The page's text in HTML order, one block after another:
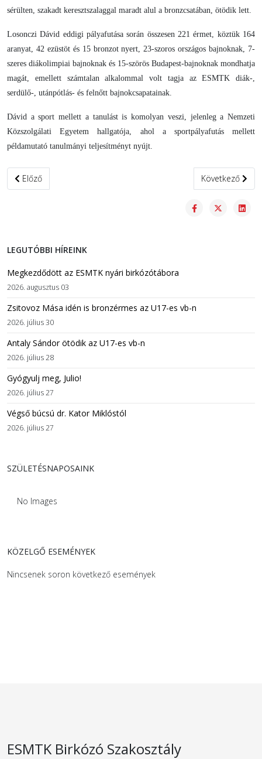
sérülten, szakadt keresztszalaggal maradt alul a bronzcsatában, ötödik lett.
Losonczi Dávid eddigi pályafutása során összesen 221 érmet, köztük 164
aranyat, 42 ezüstöt és 15 bronzot nyert, 23-szoros országos bajnoknak, 7-
szeres diákolimpiai bajnoknak és 15-szörös Budapest-bajnoknak mondhatja
magát, emellett számtalan alkalommal volt tagja az ESMTK diák-,
serdülő-, utánpótlás- és felnőtt bajnokcsapatainak.
Dávid a sport mellett a tanulást is komolyan veszi, jelenleg a Nemzeti
Közszolgálati Egyetem hallgatója, ahol a sportpályafutás mellett
példamutató tanulmányi teljesítményt nyújt.
Előző cikk: Sikerrel zárult a VIII. Ovis Fesztivál első selejtezője
Előző Következő
Következő
LEGUTÓBBI HÍREINK
Megkezdődött az ESMTK nyári birkózótábora
2026. augusztus 03
Zsitovoz Mása idén is bronzérmes az U17-es vb-n
2026. július 30
Antaly Sándor ötödik az U17-es vb-n
2026. július 28
Gyógyulj meg, Julio!
2026. július 27
Végső búcsú dr. Kator Miklóstól
2026. július 27
SZÜLETÉSNAPOSAINK
No Images
KÖZELGŐ ESEMÉNYEK
Nincsenek soron következő események
ESMTK Birkózó Szakosztály